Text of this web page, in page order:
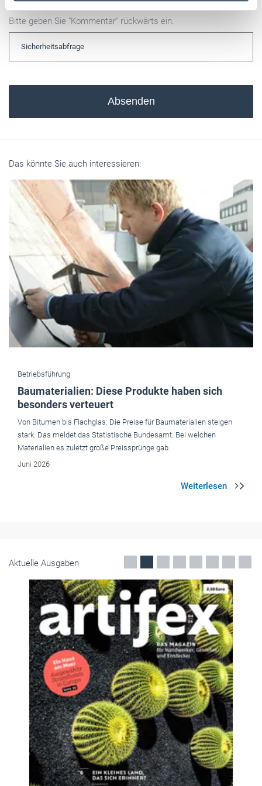
Bitte geben Sie "Kommentar" rückwärts ein.
Absenden
Das könnte Sie auch interessieren:
Betriebsführung
Baumaterialien: Diese Produkte haben sich
besonders verteuert
Von Bitumen bis Flachglas: Die Preise für Baumaterialien steigen
stark. Das meldet das Statistische Bundesamt. Bei welchen
Materialien es zuletzt große Preissprünge gab.
Juni 2026
Aktuelle Ausgaben